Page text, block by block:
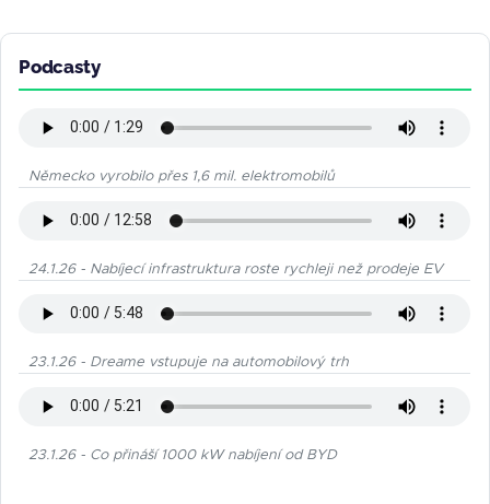
Podcasty
Německo vyrobilo přes 1,6 mil. elektromobilů
24.1.26 - Nabíjecí infrastruktura roste rychleji než prodeje EV
23.1.26 - Dreame vstupuje na automobilový trh
23.1.26 - Co přináší 1000 kW nabíjení od BYD